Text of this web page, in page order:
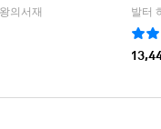
왕의서재